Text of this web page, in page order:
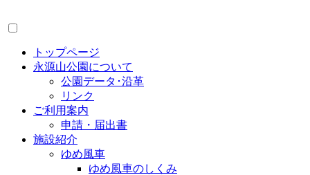
トップページ
永源山公園について
公園データ･沿革
リンク
ご利用案内
申請・届出書
施設紹介
ゆめ風車
ゆめ風車のしくみ